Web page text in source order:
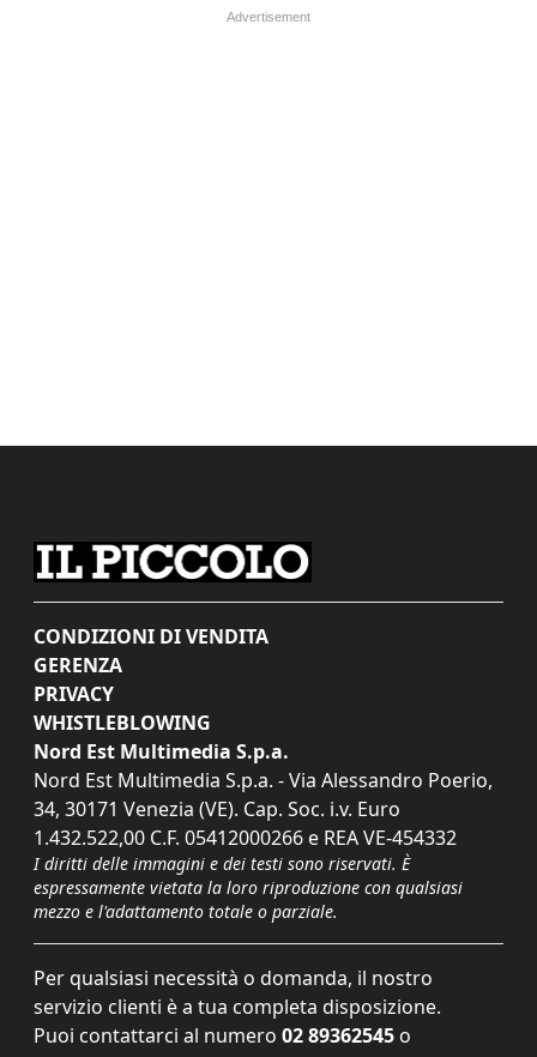
CONDIZIONI DI VENDITA
GERENZA
PRIVACY
WHISTLEBLOWING
Nord Est Multimedia S.p.a.
Nord Est Multimedia S.p.a. - Via Alessandro Poerio,
34, 30171 Venezia (VE). Cap. Soc. i.v. Euro
1.432.522,00 C.F. 05412000266 e REA VE-454332
I diritti delle immagini e dei testi sono riservati. È
espressamente vietata la loro riproduzione con qualsiasi
mezzo e l'adattamento totale o parziale.
Per qualsiasi necessità o domanda, il nostro
servizio clienti è a tua completa disposizione.
Puoi contattarci al numero 02 89362545 o